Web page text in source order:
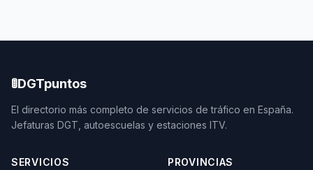
🚦DGTpuntos
El directorio más completo de servicios de tráfico en España.
Jefaturas DGT, autoescuelas y estaciones ITV.
SERVICIOS
PROVINCIAS